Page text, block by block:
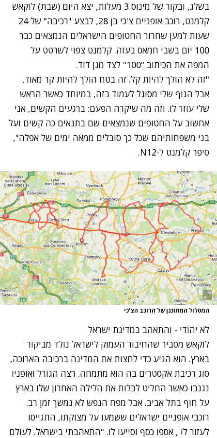
בשלג, ובקור של מינוס 3 מעלות, יצא היום (שבת) לוקאש
קלמנט, רוכב אופניים צ'כי בן 28, לבצע "רכיבה" של 24
שעות למען שחרור החטופים הישראלים הנמצאים כבר
100 יום בשבי חמאס בעזה. קלמנט צפוי לשרטט על
המפה את הכיתוב "100" לצד מגן דוד.
"זה לא הולך להיות קל. זה בטח הולך להיות קר מאוד,
אבל הגוף שלי מסוגל לעמוד בזה, במיוחד כאשר הראש
שלי עוזר לו. וזה מה שיקרה הפעם: ברגעים הקשים, אני
אחשוב על החטופים שנמצאים שם בתנאים כה קשים ועל
בני משפחותיהם שכל כך סובלים ממאה ימים של אפלה",
סיפר קלמנט ל-N12.
המסלול המתוכנן של הרוכב הצ'כי
לא יהודי - והתאהב במדינת ישראל
לוקאש מסביר שהחיבור העמוק לישראל נולד מביקור
בארץ. הוא הגיע כדי לחצות את המדינה ברכיבה הארוכה,
סוג רכיבת אקסטרים בה הוא מתמחה. רצה הגורל ואופניו
נגנבו כאשר החליט לבלות את הלילה האחרון שלו בארץ
על חוף בתל אביב. אבל מפח הנפש לא נמשך זמן רב.
רוכבי אופניים ישראלים ששמעו על מצוקתו, התגייסו
לעזור לו , אספו כסף וסייעו לו. "התאהבתי בישראל. לעולם